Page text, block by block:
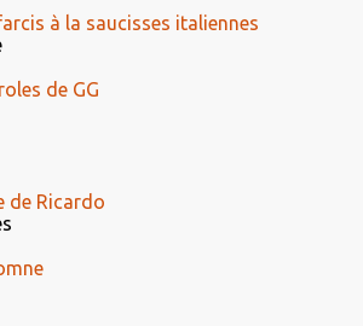
à la saucisses italiennes
de GG
de Ricardo